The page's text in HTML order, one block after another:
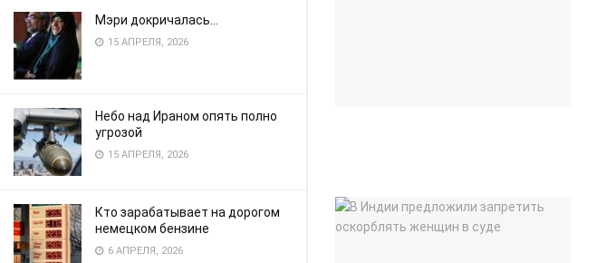
Мэри докричалась…
15 АПРЕЛЯ, 2026
Небо над Ираном опять полно
угрозой
15 АПРЕЛЯ, 2026
Кто зарабатывает на дорогом
немецком бензине
6 АПРЕЛЯ, 2026